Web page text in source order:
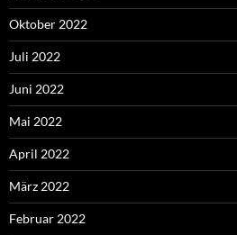
Oktober 2022
Juli 2022
Juni 2022
Mai 2022
April 2022
März 2022
Februar 2022